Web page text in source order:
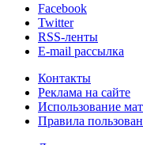
Facebook
Twitter
RSS-ленты
E-mail рассылка
Контакты
Реклама на сайте
Использование
Правила